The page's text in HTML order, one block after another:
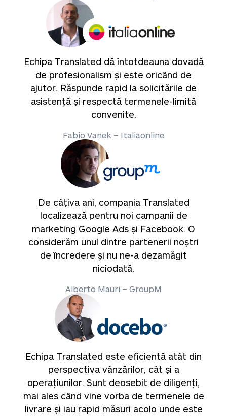
Echipa Translated dă întotdeauna dovadă
de profesionalism și este oricând de
ajutor. Răspunde rapid la solicitările de
asistență și respectă termenele-limită
convenite.
Fabio Vanek – Italiaonline
De câțiva ani, compania Translated
localizează pentru noi campanii de
marketing Google Ads și Facebook. O
considerăm unul dintre partenerii noștri
de încredere și nu ne-a dezamăgit
niciodată.
Alberto Mauri – GroupM
Echipa Translated este eficientă atât din
perspectiva vânzărilor, cât și a
operațiunilor. Sunt deosebit de diligenți,
mai ales când vine vorba de termenele de
livrare și iau rapid măsuri acolo unde este